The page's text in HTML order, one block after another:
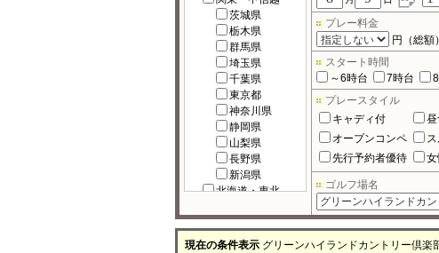
茨城県
栃木県
群馬県
埼玉県
千葉県
東京都
神奈川県
静岡県
山梨県
長野県
新潟県
北海道・東北
宮城県
福島県
プレー料金
円（総額
スタート時間
～6時台
7時台
プレースタイル
キャディ付
オープンコンペ
先行予約者優待
ゴルフ場名
現在の条件表示 グリーンハイランドカントリー倶